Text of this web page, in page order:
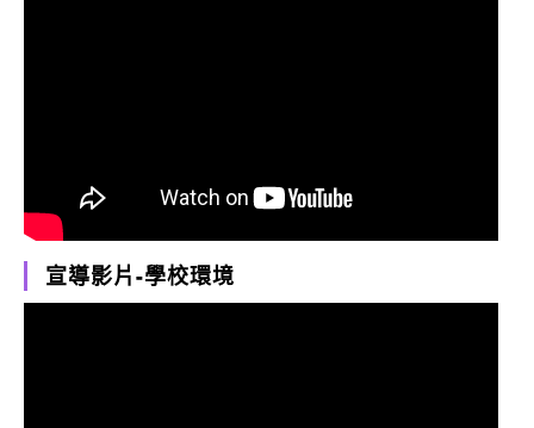
宣導影片-學校環境